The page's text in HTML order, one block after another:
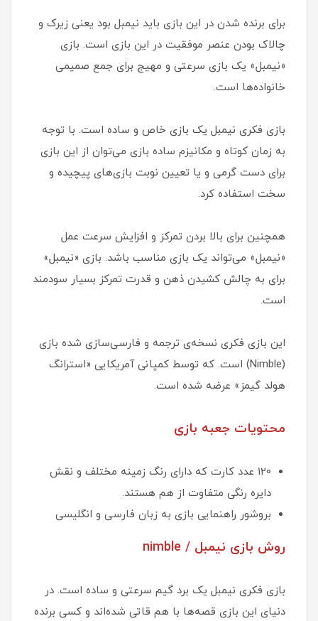
برای برنده شدن در این بازی باید نیمبل بود یعنی زیرک و
چالاک بودن عنصر موفقیت در این بازی است. بازی
«نیمبل» یک بازی سرعتی و مهیج برای جمع صمیمی
خانواده‌ها است.
بازی فکری نیمبل یک بازی خاص و ساده است. با توجه
به زمان کوتاه و مکانیزم ساده بازی می‌توان از این بازی
برای دست گرمی و یا تعیین نوبت بازی‌های پیچیده و
سخت استفاده کرد.
همچنین برای بالا بردن تمرکز و افزایش سرعت عمل
«نیمبل» می‌تواند یک بازی مناسب باشد. بازی «نیمبل»
برای به چالش کشیدن ذهن و قدرت تمرکز بسیار سودمند
است.
این بازی فکری نسخه‌ی ترجمه و فارسی‌سازی شده بازی
(Nimble) است. که توسط کمپانی آمریکایی «استرانگ
هولد گیمز» عرضه شده است.
محتویات جعبه بازی
120 عدد کارت که دارای رنگ زمینه مختلف و نقش
دایره رنگی متفاوت از هم هستند.
بروشور راهنمایی بازی به زبان فارسی و انگلیسی
روش بازی نيمبل / nimble
بازی فکری نیمبل یک برد گیم سرعتی و ساده است. در
دنیای این بازی قصه‌ها با هم قاتی شده‌اند و کسی برنده